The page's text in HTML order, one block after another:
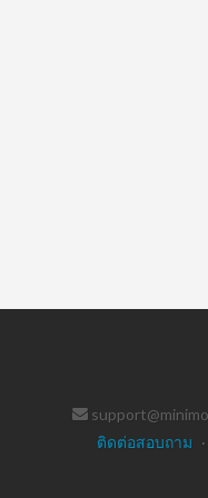
ติดต่อสอบถาม ·